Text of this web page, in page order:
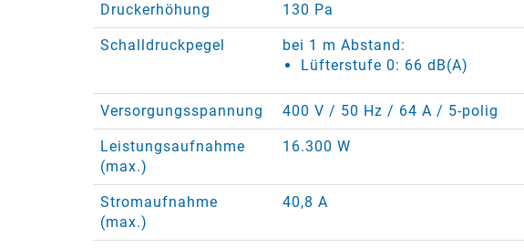
Druckerhöhung 130 Pa
Schalldruckpegel
bei 1 m Abstand:
Lüfterstufe 0: 66 dB(A)
Versorgungsspannung 400 V / 50 Hz / 64 A / 5-polig
Leistungsaufnahme
(max.)
16.300 W
Stromaufnahme
(max.)
40,8 A